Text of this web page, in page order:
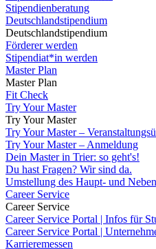
Stipendienberatung
Deutschlandstipendium
Deutschlandstipendium
Förderer werden
Stipendiat*in werden
Master Plan
Master Plan
Fit Check
Try Your Master
Try Your Master
Try Your Master –
Try Your Master – Anmeldung
Dein Master in Trier: so geht's!
Du hast Fragen? Wir sind da.
Umstellung des Haupt- und
Career Service
Career Service
Career Service Portal | Infos für
Career Service Portal |
Karrieremessen